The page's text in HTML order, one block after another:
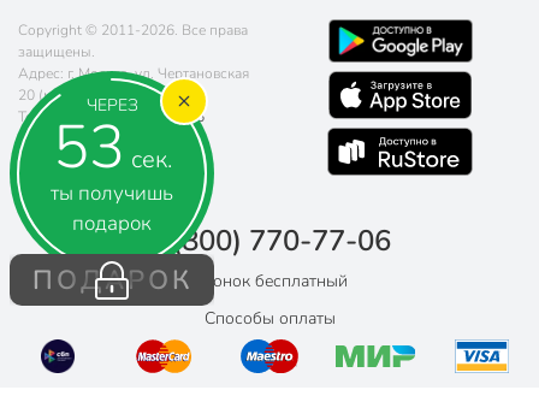
ЧЕРЕЗ
52 сек.
ты получишь
подарок
ПОДАРОК
Copyright © 2011-2026. Все права
защищены.
Адрес: г. Москва, ул. Чертановская
20 (метро Южная)
Телефон:
8 (800) 770-77-06
Почта:sales@poryadok.ru
8 (800) 770-77-06
Звонок бесплатный
Способы оплаты